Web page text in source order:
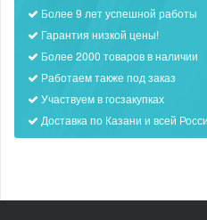
Более 9 лет успешной работы
Гарантия низкой цены!
Более 2000 товаров в наличии
Работаем также под заказ
Участвуем в госзакупках
Доставка по Казани и всей